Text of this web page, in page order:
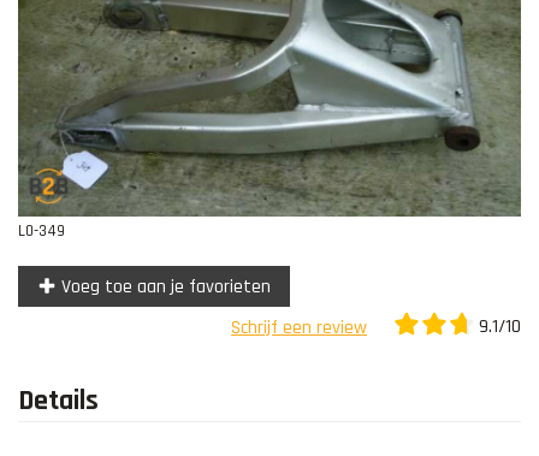
Contact
L0-349
Voeg toe aan je favorieten
Schrijf een review
9.1/10
Details